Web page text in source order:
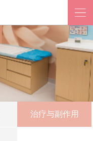
治疗与副作用